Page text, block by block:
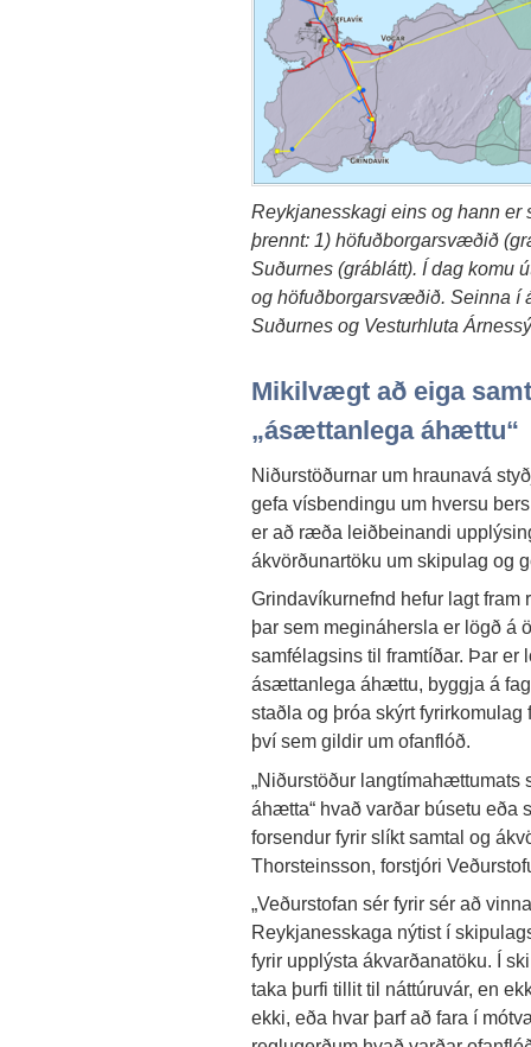
Reykjanesskagi eins og hann er
þrennt: 1) höfuðborgarsvæðið
Suðurnes (gráblátt). Í dag komu
og höfuðborgarsvæðið. Seinna í
Suðurnes og Vesturhluta
Mikilvægt að eiga
„ásættanlega áhættu“
Niðurstöðurnar um hraunavá
gefa vísbendingu um hversu
er að ræða leiðbeinandi
ákvörðunartöku um skipulag og
Grindavíkurnefnd hefur lagt
þar sem megináhersla er lögð
samfélagsins til framtíðar. Þar er
ásættanlega áhættu, byggja á
staðla og þróa skýrt
því sem gildir um ofanflóð.
„Niðurstöður langtímahættumats
áhætta“ hvað varðar búsetu
forsendur fyrir slíkt samtal og
Thorsteinsson, forstjóri
„Veðurstofan sér fyrir sér að
Reykjanesskaga nýtist í
fyrir upplýsta ákvarðanatöku. Í
taka þurfi tillit til náttúruvár, en
ekki, eða hvar þarf að fara í